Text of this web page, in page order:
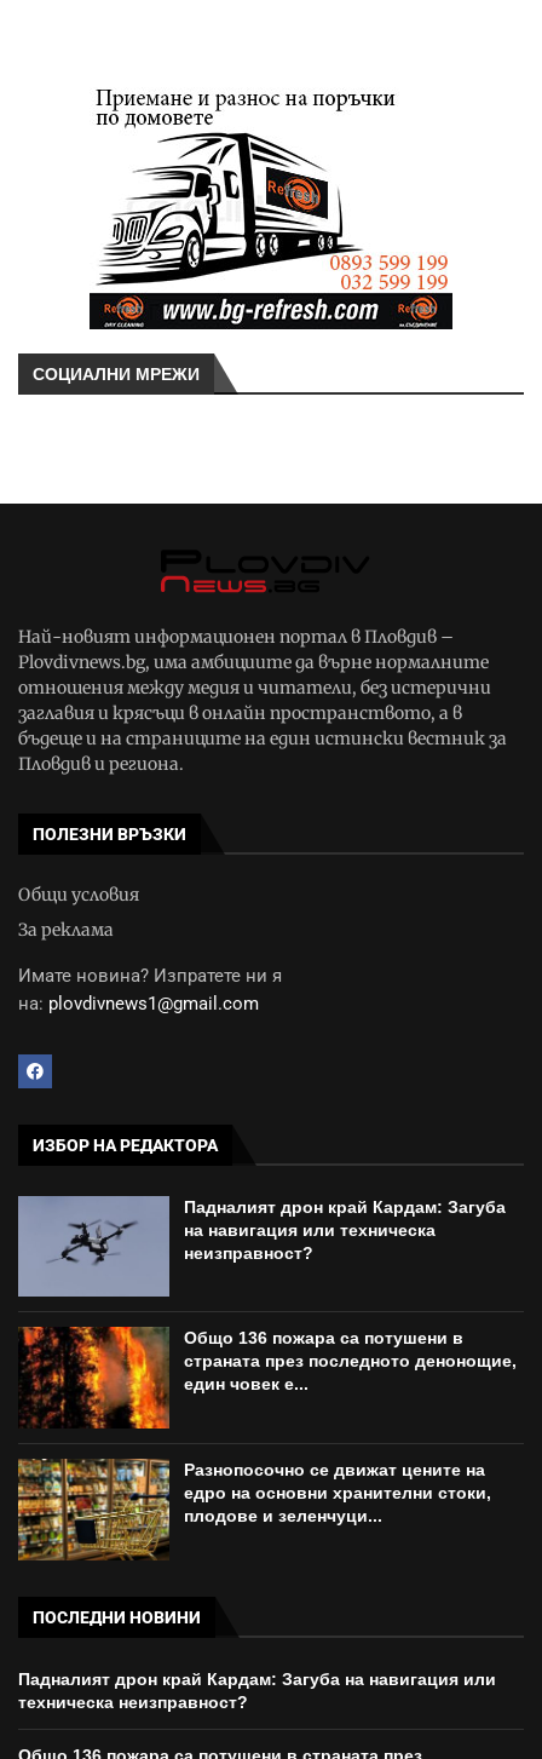
СОЦИАЛНИ МРЕЖИ
Най-новият информационен портал в Пловдив –
Plovdivnews.bg, има амбициите да върне нормалните
отношения между медия и читатели, без истерични
заглавия и крясъци в онлайн пространството, а в
бъдеще и на страниците на един истински вестник за
Пловдив и региона.
ПОЛЕЗНИ ВРЪЗКИ
Общи условия
За реклама
Имате новина? Изпратете ни я
на: plovdivnews1@gmail.com
ИЗБОР НА РЕДАКТОРА
Падналият дрон край Кардам: Загуба
на навигация или техническа
неизправност?
Общо 136 пожара са потушени в
страната през последното денонощие,
един човек е...
Разнопосочно се движат цените на
едро на основни хранителни стоки,
плодове и зеленчуци...
ПОСЛЕДНИ НОВИНИ
Падналият дрон край Кардам: Загуба на навигация или
техническа неизправност?
Общо 136 пожара са потушени в страната през